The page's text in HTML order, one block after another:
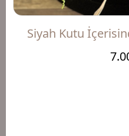
Siyah Kutu